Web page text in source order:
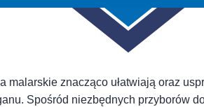
znacząco ułatwiają oraz
Spośród niezbędnych przyborów